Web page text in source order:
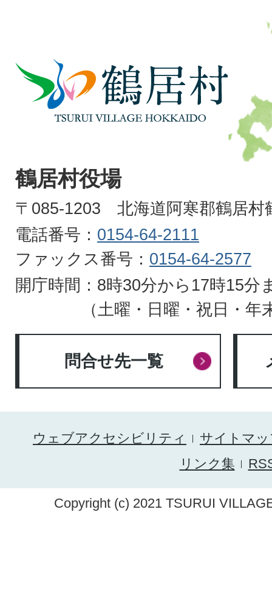
鶴
VILLAGE
HOKKAIDO
鶴居村役場
〒085-1203 北海道阿寒郡鶴居村
電話番号： 0154-64-2111
ファックス番号： 0154-64-2577
開庁時間：8時30分から17時15分
（土曜・日曜・祝日・年
問合せ先一覧
ウェブアクセシビリティ
サイトマ
リンク集
Copyright (c) 2021 TSURUI